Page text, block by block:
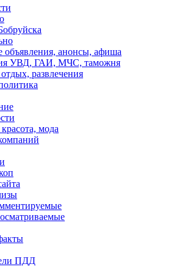
объявления, анонсы, афиша
УВД, ГАИ, МЧС, таможня
развлечения
мода
ПДД